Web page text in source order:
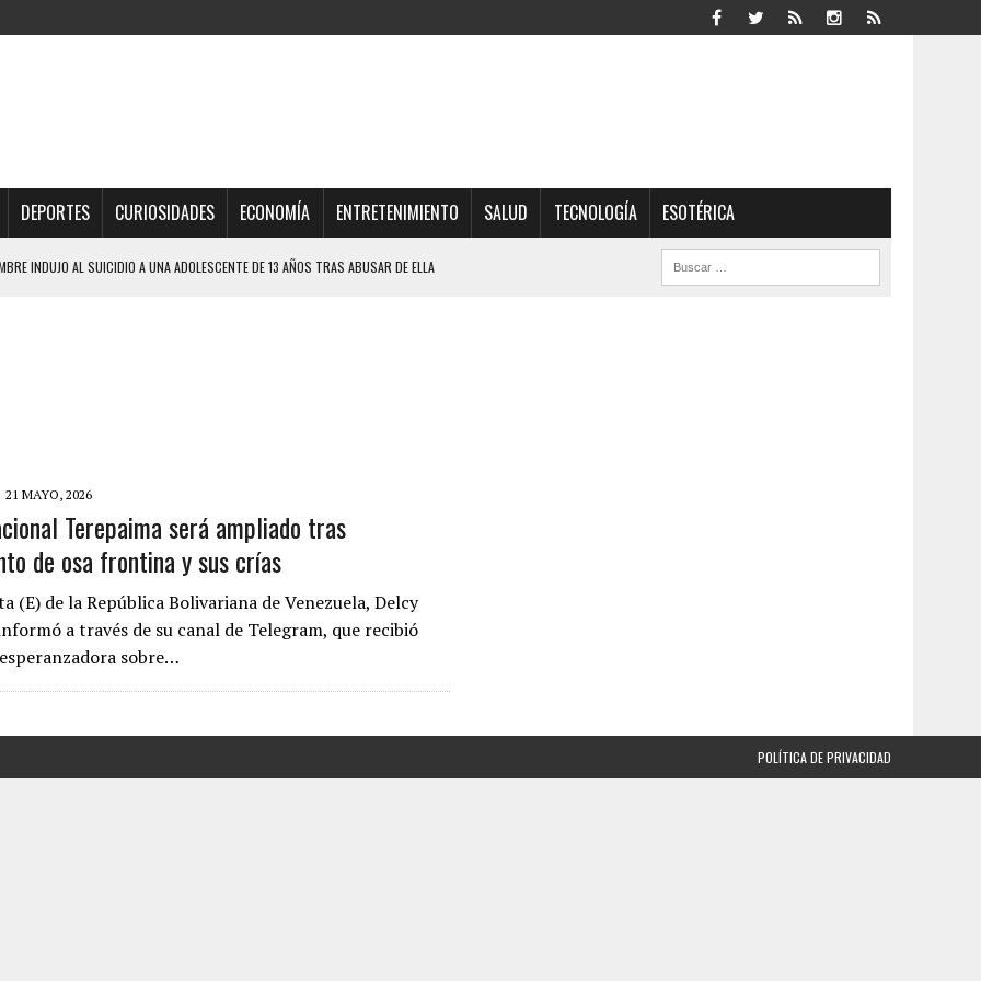
DEPORTES CURIOSIDADES ECONOMÍA ENTRETENIMIENTO SALUD TECNOLOGÍA ESOTÉRICA
INDUJO AL SUICIDIO A UNA ADOLESCENTE DE 13 AÑOS TRAS ABUSAR DE ELLA
LA CASA SE INUNDABA
A MANOS DE VARIOS DE ELLOS EN MATURÍN
CARACAS CON MÁS DE 20 PERSONAS ADENTRO
UNO PERDIÓ LA VIDA
EL CUERPO DENTRO DE SU CASA
Y ABUSADA POR LA PAREJA DE SU ABUELA
VENEZOLANA EN REUNIÓN CON AMIGOS
DESENCADENÓ TRAGEDIA FAMILIAR
21 MAYO, 2026
Terepaima será ampliado tras
de osa frontina y sus crías
(E) de la República Bolivariana de Venezuela, Delcy
a través de su canal de Telegram, que recibió
sobre…
POLÍTICA DE PRIVACIDAD